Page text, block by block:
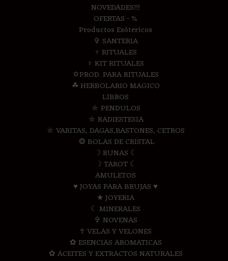
NOVEDADES!!!
OFERTAS - %
Productos Esótericos
✞ SANTERIA
♆ RITUALES
♆ KIT RITUALES
✡PROD. PARA RITUALES
☘ HERBOLARIO MAGICO
LIBROS
⛤ PENDULOS
⛤ RADIESTESIA
⛤ VARITAS, DAGAS,BASTONES, CETROS
❂ BOLAS DE CRISTAL
☽ RUNAS ☾
☽ TAROT ☾
AMULETOS
♥ JOYAS PARA BRUJAS ♥
★ JOYERIA
☾ MINERALES
✞ NOVENAS
☥ VELAS Y VELONES
✿ ESENCIAS AROMATICAS
✿ ACEITES Y EXTRACTOS NATURALES